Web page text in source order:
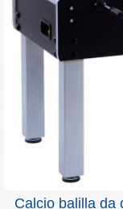
Calcio balilla da